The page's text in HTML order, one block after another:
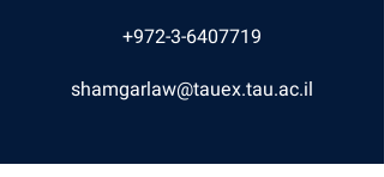
+972-3-6407719
shamgarlaw@tauex.tau.ac.il